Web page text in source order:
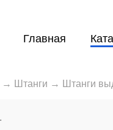
Главная
→ Штанги → Штанги